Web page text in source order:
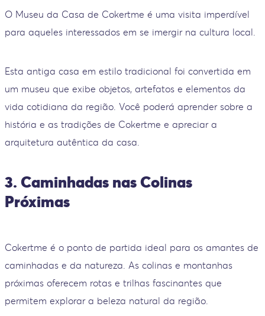
O Museu da Casa de Cokertme é uma visita imperdível
para aqueles interessados em se imergir na cultura local.
Esta antiga casa em estilo tradicional foi convertida em
um museu que exibe objetos, artefatos e elementos da
vida cotidiana da região. Você poderá aprender sobre a
história e as tradições de Cokertme e apreciar a
arquitetura autêntica da casa.
3. Caminhadas nas Colinas
Próximas
Cokertme é o ponto de partida ideal para os amantes de
caminhadas e da natureza. As colinas e montanhas
próximas oferecem rotas e trilhas fascinantes que
permitem explorar a beleza natural da região.